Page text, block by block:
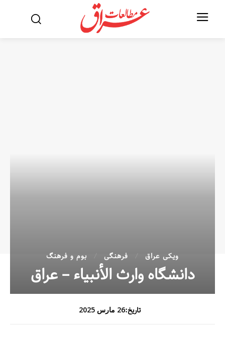
ویکی عراق فرهنگی بوم و فرهنگ
دانشگاه وارث الأنبیاء – عراق
تاریخ:26 مارس 2025